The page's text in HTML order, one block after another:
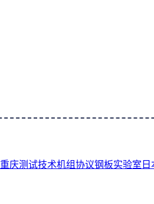
重庆测试技术机组协议钢板实验室 日